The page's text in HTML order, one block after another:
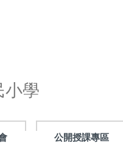
小學
公開授課專區